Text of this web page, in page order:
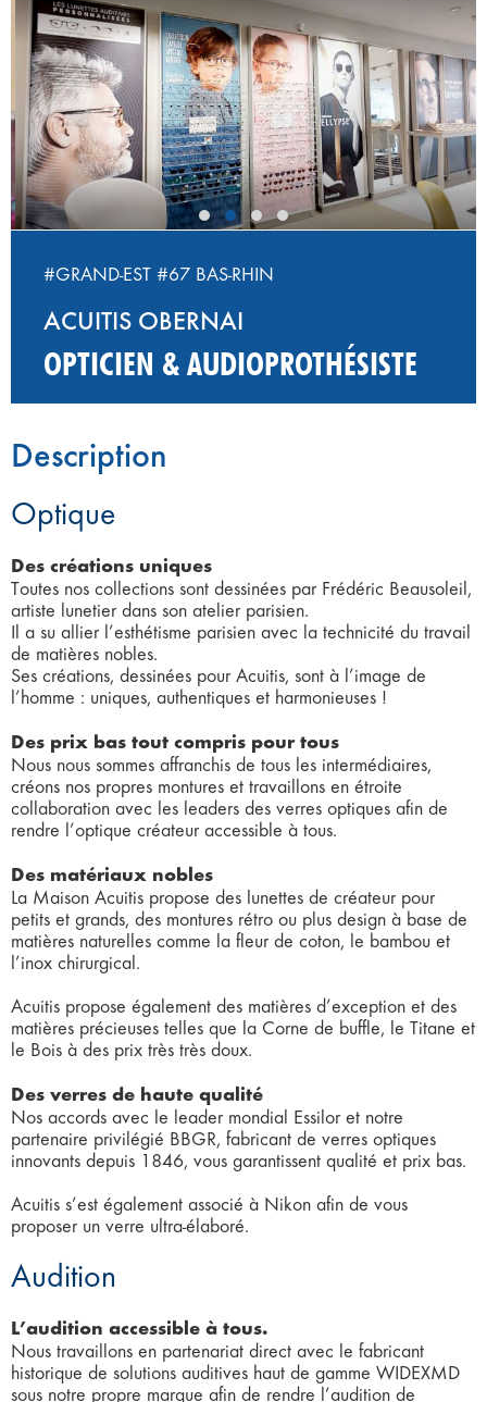
‹ ›
#GRAND-EST #67 BAS-RHIN
ACUITIS OBERNAI
OPTICIEN & AUDIOPROTHÉSISTE
Description
Optique
Des créations uniques
Toutes nos collections sont dessinées par Frédéric Beausoleil,
artiste lunetier dans son atelier parisien.
Il a su allier l’esthétisme parisien avec la technicité du travail
de matières nobles.
Ses créations, dessinées pour Acuitis, sont à l’image de
l’homme : uniques, authentiques et harmonieuses !
Des prix bas tout compris pour tous
Nous nous sommes affranchis de tous les intermédiaires,
créons nos propres montures et travaillons en étroite
collaboration avec les leaders des verres optiques afin de
rendre l’optique créateur accessible à tous.
Des matériaux nobles
La Maison Acuitis propose des lunettes de créateur pour
petits et grands, des montures rétro ou plus design à base de
matières naturelles comme la fleur de coton, le bambou et
l’inox chirurgical.
Acuitis propose également des matières d’exception et des
matières précieuses telles que la Corne de buffle, le Titane et
le Bois à des prix très très doux.
Des verres de haute qualité
Nos accords avec le leader mondial Essilor et notre
partenaire privilégié BBGR, fabricant de verres optiques
innovants depuis 1846, vous garantissent qualité et prix bas.
Acuitis s’est également associé à Nikon afin de vous
proposer un verre ultra-élaboré.
Audition
L’audition accessible à tous.
Nous travaillons en partenariat direct avec le fabricant
historique de solutions auditives haut de gamme WIDEXMD
sous notre propre marque afin de rendre l’audition de